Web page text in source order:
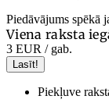
Piedāvājums spēkā
Viena raksta
3 EUR / gab.
Lasīt!
Piekļuve